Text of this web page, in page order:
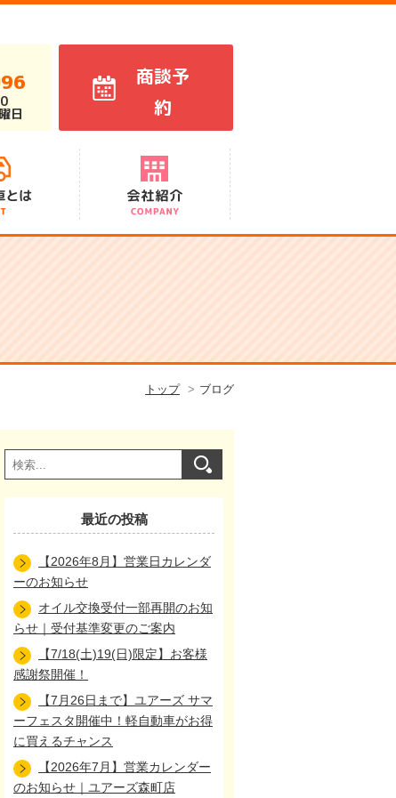
日
商談予
約
会社概要
沿革
代表あいさつ
アクセス
スタッフ紹介
トップ ブログ
最近の投稿
【2026年8月】営業日カレンダ
ーのお知らせ
オイル交換受付一部再開のお知
らせ｜受付基準変更のご案内
【7/18(土)19(日)限定】お客様
感謝祭開催！
【7月26日まで】ユアーズ サマ
ーフェスタ開催中！軽自動車がお得
に買えるチャンス
【2026年7月】営業カレンダー
のお知らせ｜ユアーズ森町店